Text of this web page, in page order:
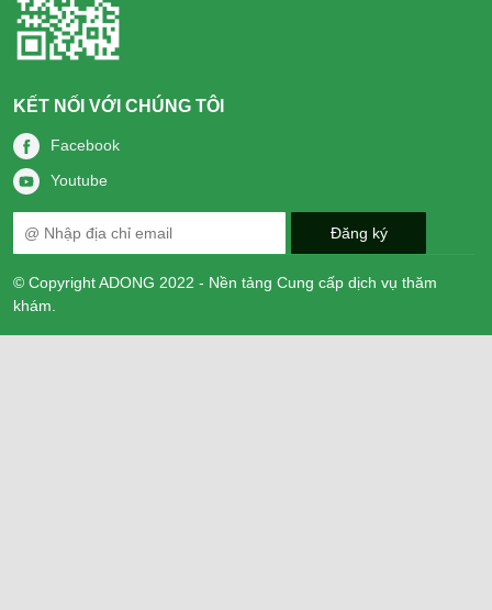
KẾT NỐI VỚI CHÚNG TÔI
Facebook
Youtube
© Copyright ADONG 2022 - Nền tảng Cung cấp dịch vụ thăm
khám.